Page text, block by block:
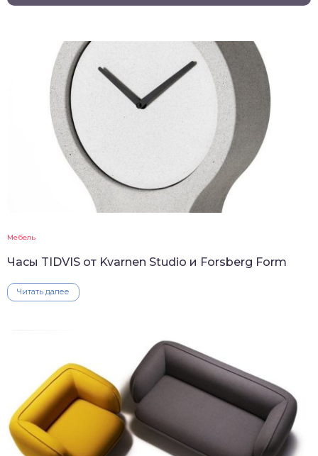
Мебель
Часы TIDVIS от Kvarnen Studio и Forsberg Form
Читать далее